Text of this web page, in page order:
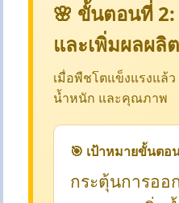
🌸 ขั้นตอนที่ 2:
และเพิ่มผลผลิต
เมื่อพืชโตแข็งแรงแล้
น้ำหนัก และคุณภาพ
🎯 เป้าหมายขั้นตอ
กระตุ้นการออ